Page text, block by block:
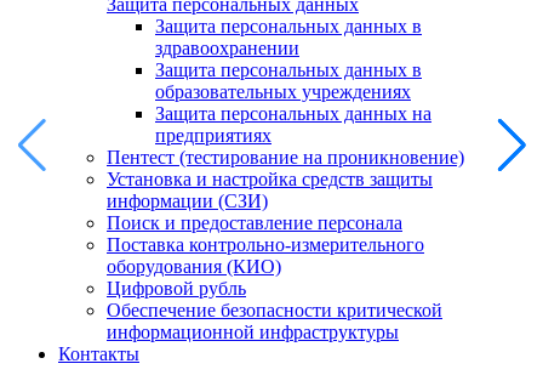
Защита персональных данных
Защита персональных данных в
здравоохранении
Защита персональных данных в
образовательных учреждениях
Защита персональных данных на
предприятиях
Пентест (тестирование на проникновение)
Установка и настройка средств защиты
информации (СЗИ)
Поиск и предоставление персонала
Поставка контрольно-измерительного
оборудования (КИО)
Цифровой рубль
Обеспечение безопасности критической
информационной инфраструктуры
Контакты